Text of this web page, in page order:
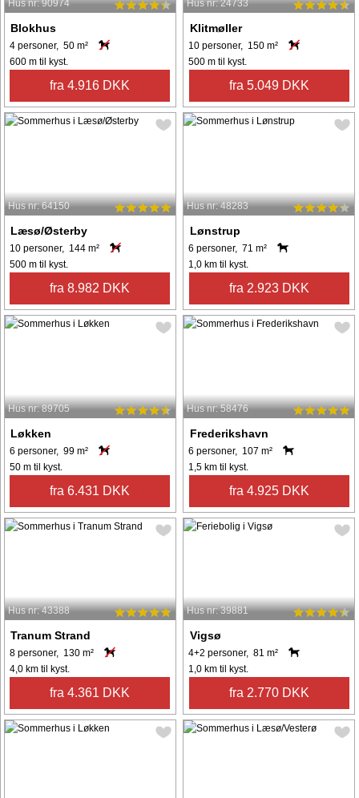
Hus nr: 90974
Blokhus
4 personer, 50 m²
600 m til kyst.
fra 4.916 DKK
Hus nr: 24733
Klitmøller
10 personer, 150 m²
500 m til kyst.
fra 5.049 DKK
Hus nr: 64150
Læsø/Østerby
10 personer, 144 m²
500 m til kyst.
fra 8.982 DKK
Hus nr: 48283
Lønstrup
6 personer, 71 m²
1,0 km til kyst.
fra 2.923 DKK
Hus nr: 89705
Løkken
6 personer, 99 m²
50 m til kyst.
fra 6.431 DKK
Hus nr: 58476
Frederikshavn
6 personer, 107 m²
1,5 km til kyst.
fra 4.925 DKK
Hus nr: 43388
Tranum Strand
8 personer, 130 m²
4,0 km til kyst.
fra 4.361 DKK
Hus nr: 39881
Vigsø
4+2 personer, 81 m²
1,0 km til kyst.
fra 2.770 DKK